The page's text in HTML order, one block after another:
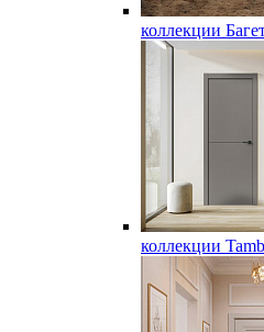
коллекции
коллекции